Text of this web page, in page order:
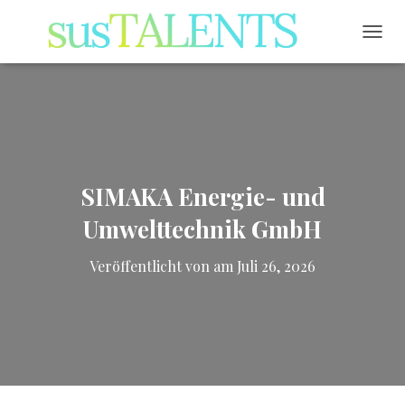
SIMAKA Energie- und
Umwelttechnik GmbH
Veröffentlicht von am Juli 26, 2026